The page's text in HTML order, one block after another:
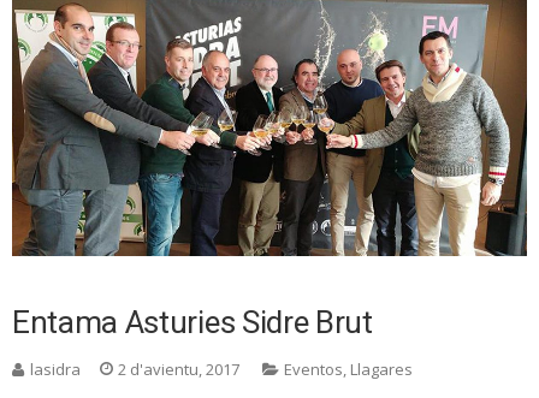
Entama Asturies Sidre Brut
lasidra 2 d'avientu, 2017 Eventos, Llagares